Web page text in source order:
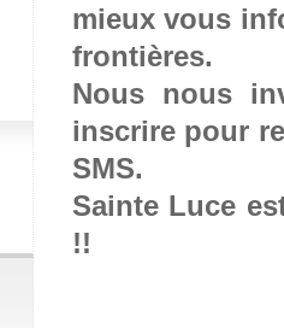
mieux vous
frontières.
Nous nous
inscrire pour
SMS.
Sainte Luce
!!